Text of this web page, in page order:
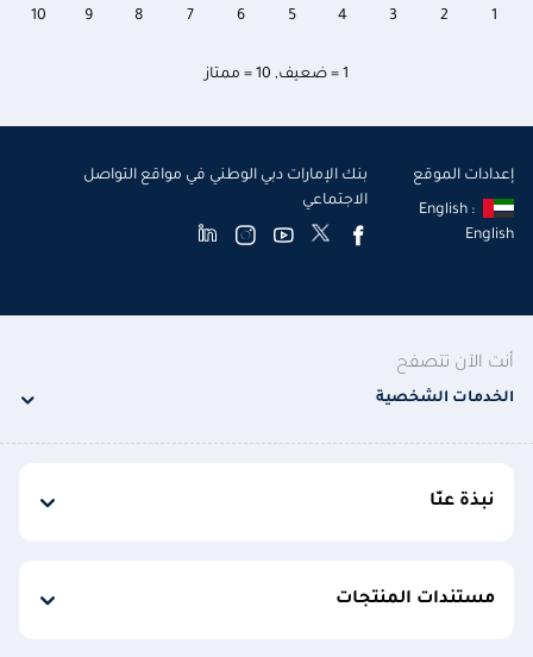
1 = ضعيف , 10 = ممتاز
10 9 8 7 6 5 4 3 2 1
إعدادات الموقع
English :
English
بنك الإمارات دبي الوطني في مواقع التواصل
الاجتماعي
أنت الآن تتصفح
الخدمات الشخصية
نبذة عنّا
مستندات المنتجات